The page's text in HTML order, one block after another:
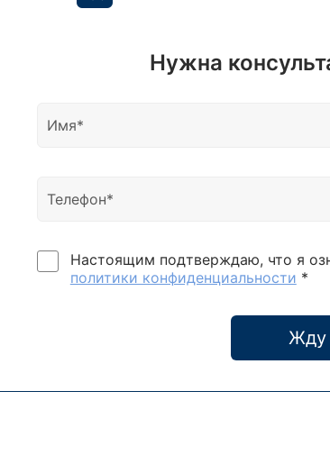
Нужна
Настоящим подтверждаю, что я
политики конфиденциальности *
Жду